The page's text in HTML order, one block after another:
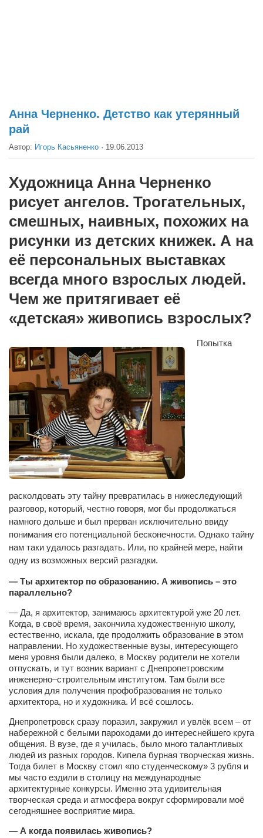
Факты
Деньги
Опросы
Экология
Здоровье
Здоровый образ жизни
Сам себе доктор
Активный отдых
Арт-менеджеры
Лариса Ильченко
Орест Коваль
Тамара Кубракова
Елена Мельник
Вера Паненко
Семён Салатенко
Актёры
Валентин Бурый
Артём Мяус
Александра Сокол
Барды
Игорь Добровольский
Ольга Козаченко
Оксана Скоробагатская
Александра Скорук
Евгений Полюхович
Ольга Чикина
Бизнес-партнёры
Здоровье
Врач психиатр–нарколог Анплеев А.Б.
Косметологическое отделение КП Сумская
городская клиническая больница №4
Оптика — Медтехника
Анна Черненко. Детство как утерянный
рай
Автор: Игорь Касьяненко · 19.06.2013
Художница Анна Черненко
рисует ангелов. Трогательных,
смешных, наивных, похожих на
рисунки из детских книжек. А на
её персональных выставках
всегда много взрослых людей.
Чем же притягивает её
«детская» живопись взрослых?
Попытка
расколдовать эту тайну превратилась в нижеследующий
разговор, который, честно говоря, мог бы продолжаться
намного дольше и был прерван исключительно ввиду
понимания его потенциальной бесконечности. Однако тайну
нам таки удалось разгадать. Или, по крайней мере, найти
одну из возможных версий разгадки.
— Ты архитектор по образованию. А живопись – это
параллельно?
— Да, я архитектор, занимаюсь архитектурой уже 20 лет.
Когда, в своё время, закончила художественную школу,
естественно, искала, где продолжить образование в этом
направлении. Но художественные вузы, интересующего
меня уровня были далеко, в Москву родители не хотели
отпускать, и тут возник вариант с Днепропетровским
инженерно–строительным институтом. Там были все
условия для получения профобразования не только
архитектора, но и художника. И всё сошлось.
Днепропетровск сразу поразил, закружил и увлёк всем – от
набережной с белыми пароходами до интереснейшего круга
общения. В вузе, где я училась, было много талантливых
людей из разных городов. Кипела бурная творческая жизнь.
Тогда билет в Москву стоил «по студенческому» 3 рубля и
мы часто ездили в столицу на международные
архитектурные конкурсы. Именно эта удивительная
творческая среда и атмосфера вокруг сформировали моё
сегодняшнее восприятие мира.
— А когда появилась живопись?